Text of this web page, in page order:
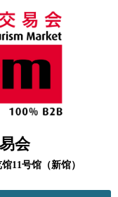
会
11号馆（新馆）